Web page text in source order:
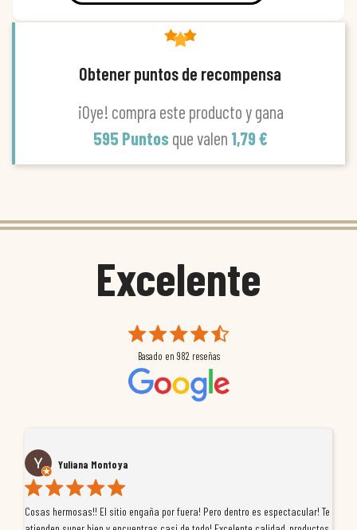
Obtener puntos de recompensa
¡Oye! compra este producto y gana
595 Puntos que valen 1,79 €
Excelente
Basado en 982 reseñas
Yuliana Montoya
Cosas hermosas!! El sitio engaña por fuera! Pero dentro es espectacular! Te